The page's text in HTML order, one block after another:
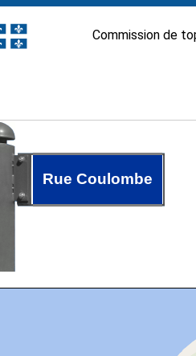
Commission de
Rue Coulombe